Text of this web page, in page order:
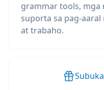
grammar tools,
suporta sa pag-
at trabaho.